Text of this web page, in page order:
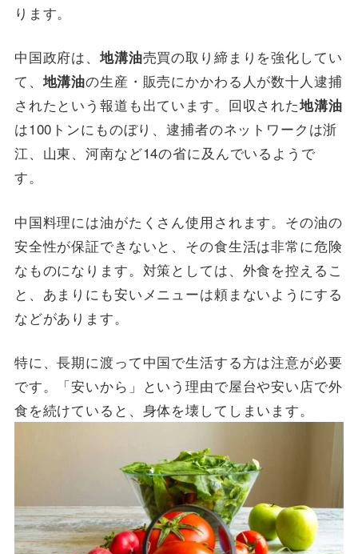
ります。
中国政府は、地溝油売買の取り締まりを強化してい
て、 地溝油の生産・販売にかかわる人が数十人逮捕
されたという報道も出ています。回収された地溝油
は100トンにものぼり、逮捕者のネットワークは浙
江、山東、河南など14の省に及んでいるようで
す。
中国料理には油がたくさん使用されます。その油の
安全性が保証できないと、その食生活は非常に危険
なものになります。対策としては、外食を控えるこ
と、あまりにも安いメニューは頼まないようにする
などがあります。
特に、長期に渡って中国で生活する方は注意が必要
です。「安いから」という理由で屋台や安い店で外
食を続けていると、身体を壊してしまいます。